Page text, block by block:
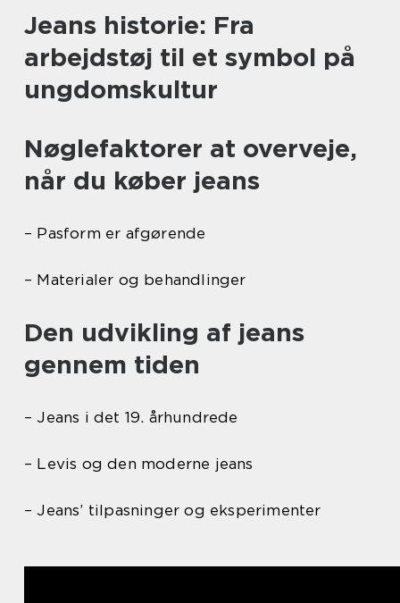
Jeans historie: Fra
arbejdstøj til et symbol på
ungdomskultur
Nøglefaktorer at overveje,
når du køber jeans
– Pasform er afgørende
– Materialer og behandlinger
Den udvikling af jeans
gennem tiden
– Jeans i det 19. århundrede
– Levis og den moderne jeans
– Jeans’ tilpasninger og eksperimenter